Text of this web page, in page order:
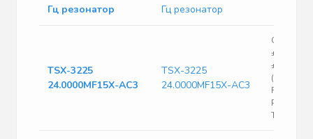
Гц резонатор
Гц резонатор
TSX-3225
24.0000MF15X-AC3
TSX-3225
24.0000MF15X-AC3
Crystal
±10ppm
±15ppm
(Stability)
FUND
Pin Mini-
T/R